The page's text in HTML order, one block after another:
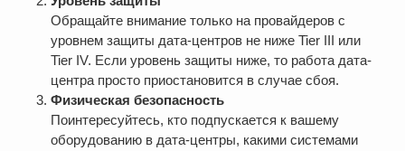
Обращайте внимание только на провайдеров с
уровнем защиты дата-центров не ниже Tier III или
Tier IV. Если уровень защиты ниже, то работа дата-
центра просто приостановится в случае сбоя.
Физическая безопасность
Поинтересуйтесь, кто подпускается к вашему
оборудованию в дата-центры, какими системами